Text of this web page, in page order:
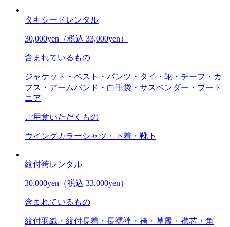
タキシードレンタル
30,000yen （税込 33,000yen）
含まれているもの
ジャケット・ベスト・パンツ・タイ・靴・チーフ・カ
フス・アームバンド・白手袋・サスペンダー・ブート
ニア
ご用意いただくもの
ウイングカラーシャツ・下着・靴下
紋付袴レンタル
30,000yen （税込 33,000yen）
含まれているもの
紋付羽織・紋付長着・長襦袢・袴・草履・襟芯・角